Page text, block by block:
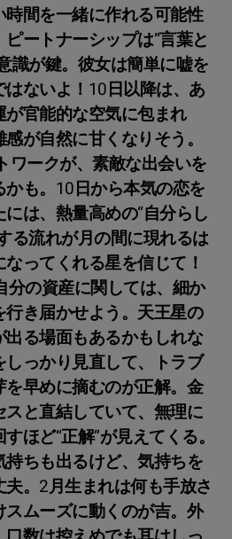
間を一緒に作れる可能性
ートナーシップは“言葉と
識が鍵。彼女は簡単に嘘を
ないよ！10日以降は、あ
官能的な空気に包まれ
が自然に甘くなりそう。
ワークが、素敵な出会いを
も。10日から本気の恋を
は、熱量高めの“自分らし
る流れが月の間に現れるは
ってくれる星を信じて！
分の資産に関しては、細か
き届かせよう。天王星の
る場面もあるかもしれな
っかり見直して、トラブ
早めに摘むのが正解。金
と直結していて、無理に
ほど“正解”が見えてくる。
ちも出るけど、気持ちを
。2月生まれは何も手放さ
ムーズに動くのが吉。外